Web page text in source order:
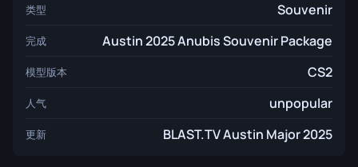
类型 Souvenir
完成 Austin 2025 Anubis Souvenir Package
模型版本 CS2
人气 unpopular
更新 BLAST.TV Austin Major 2025